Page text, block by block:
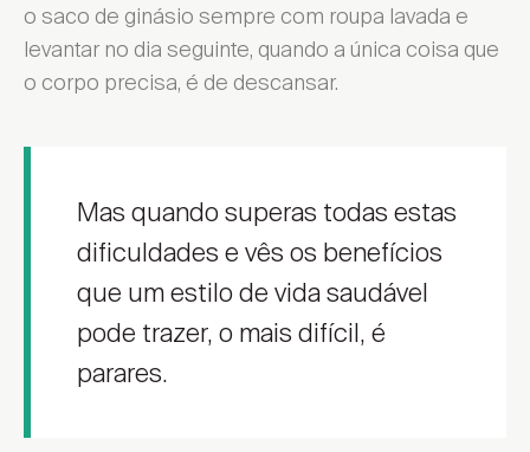
o saco de ginásio sempre com roupa lavada e
levantar no dia seguinte, quando a única coisa que
o corpo precisa, é de descansar.
Mas quando superas todas estas
dificuldades e vês os benefícios
que um estilo de vida saudável
pode trazer, o mais difícil, é
parares.